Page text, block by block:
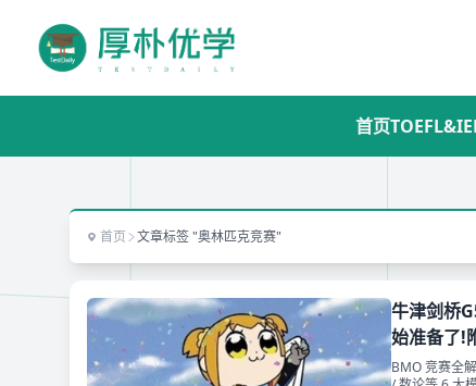
首页
首页 文章标签 "奥林匹克竞赛"
牛津剑桥
始准备了!
BMO 竞赛全